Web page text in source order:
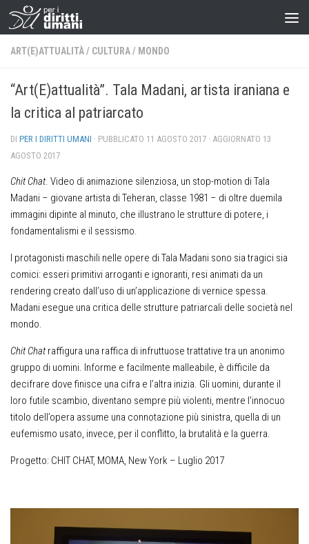
ART(E)ATTUALITÀ/ CULTURA/ MONDO
“Art(E)attualità”. Tala Madani, artista iraniana e
la critica al patriarcato
DI PER I DIRITTI UMANI · PUBBLICATO 11 AGOSTO 2017 · AGGIORNATO 13
AGOSTO 2017
Chit Chat. Video di animazione silenziosa, un stop-motion di Tala
Madani – giovane artista di Teheran, classe 1981 – di oltre duemila
immagini dipinte al minuto, che illustrano le strutture di potere, i
fondamentalismi e il sessismo.
I protagonisti maschili nelle opere di Tala Madani sono sia tragici sia
comici: esseri primitivi arroganti e ignoranti, resi animati da un
rendering creato dall’uso di un’applicazione di vernice spessa.
Madani esegue una critica delle strutture patriarcali delle società nel
mondo.
Chit Chat raffigura una raffica di infruttuose trattative tra un anonimo
gruppo di uomini. Informe e facilmente malleabile, è difficile da
decifrare dove finisce una cifra e l’altra inizia. Gli uomini, durante il
loro futile scambio, diventano sempre più violenti, mentre l’innocuo
titolo dell’opera assume una connotazione più sinistra, quella di un
eufemismo usato, invece, per il conflitto, la brutalità e la guerra.
Progetto: CHIT CHAT, MOMA, New York – Luglio 2017